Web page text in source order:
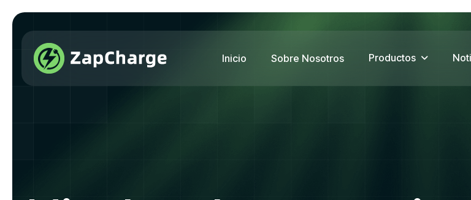
Inicio Sobre Nosotros Productos